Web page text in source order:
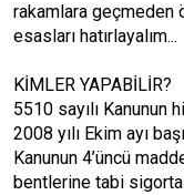
rakamlara geçmeden
esasları hatırlayalım...
KİMLER YAPABİLİR?
5510 sayılı Kanunun
2008 yılı Ekim ayı
Kanunun 4’üncü
bentlerine tabi